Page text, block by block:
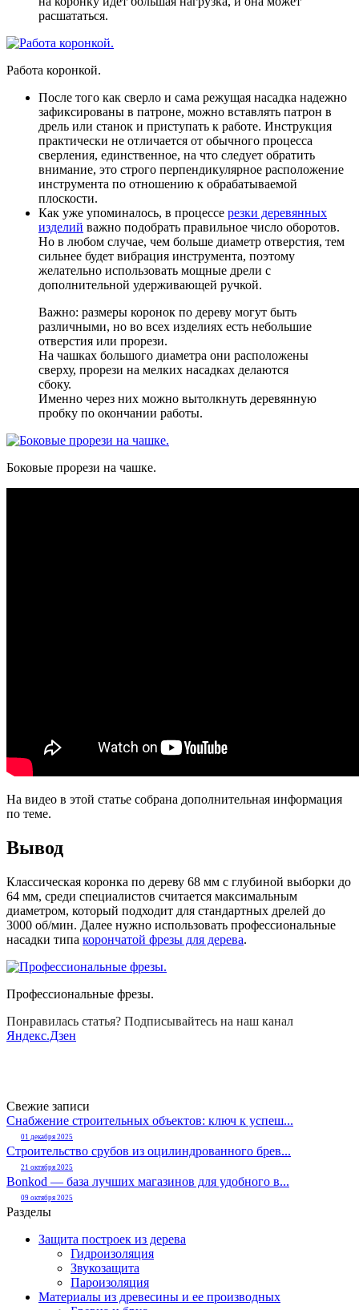
расшататься.
Работа коронкой.
После того как сверло и сама режущая насадка надежно
зафиксированы в патроне, можно вставлять патрон в
дрель или станок и приступать к работе. Инструкция
практически не отличается от обычного процесса
сверления, единственное, на что следует обратить
внимание, это строго перпендикулярное расположение
инструмента по отношению к обрабатываемой
плоскости.
Как уже упоминалось, в процессе резки деревянных
изделий важно подобрать правильное число оборотов.
Но в любом случае, чем больше диаметр отверстия, тем
сильнее будет вибрация инструмента, поэтому
желательно использовать мощные дрели с
дополнительной удерживающей ручкой.
Важно: размеры коронок по дереву могут быть
различными, но во всех изделиях есть небольшие
отверстия или прорези.
На чашках большого диаметра они расположены
сверху, прорези на мелких насадках делаются
сбоку.
Именно через них можно вытолкнуть деревянную
пробку по окончании работы.
Боковые прорези на чашке.
На видео в этой статье собрана дополнительная информация
по теме.
Вывод
Классическая коронка по дереву 68 мм с глубиной выборки до
64 мм, среди специалистов считается максимальным
диаметром, который подходит для стандартных дрелей до
3000 об/мин. Далее нужно использовать профессиональные
насадки типа корончатой фрезы для дерева.
Профессиональные фрезы.
Понравилась статья? Подписывайтесь на наш канал
Яндекс.Дзен
Свежие записи
Снабжение строительных объектов: ключ к успеш...
01 декабря 2025
Строительство срубов из оцилиндрованного брев...
21 октября 2025
Bonkod — база лучших магазинов для удобного в...
09 октября 2025
Разделы
Защита построек из дерева
Гидроизоляция
Звукозащита
Пароизоляция
Материалы из древесины и ее производных